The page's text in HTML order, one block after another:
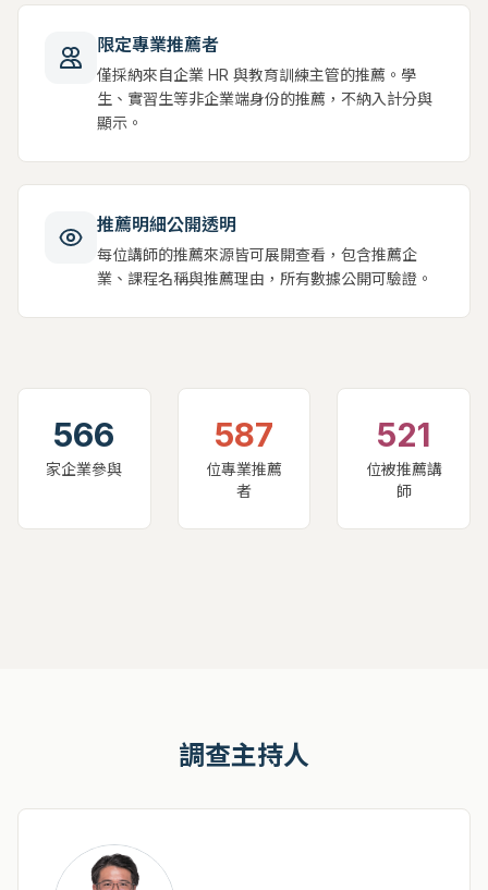
限定專業推薦者
僅採納來自企業 HR 與教育訓練主管的推薦。學
生、實習生等非企業端身份的推薦，不納入計分與
顯示。
推薦明細公開透明
每位講師的推薦來源皆可展開查看，包含推薦企
業、課程名稱與推薦理由，所有數據公開可驗證。
566
家企業參與
587
位專業推薦
者
521
位被推薦講
師
調查主持人